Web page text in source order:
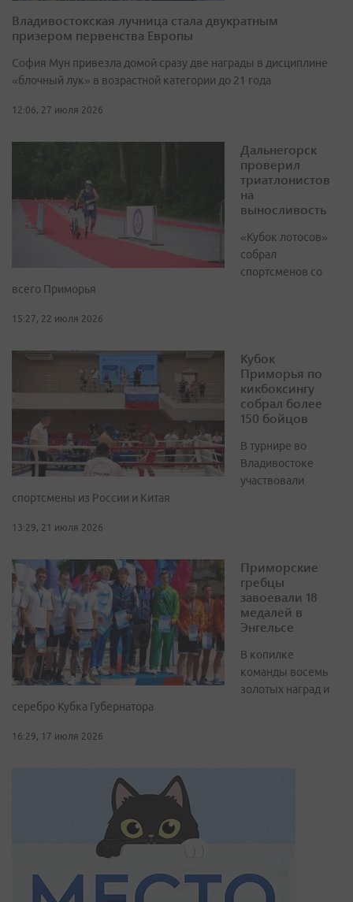
Владивостокская лучница стала двукратным
призером первенства Европы
София Мун привезла домой сразу две награды в дисциплине
«блочный лук» в возрастной категории до 21 года
12:06, 27 июля 2026
Дальнегорск
проверил
триатлонистов
на
выносливость
«Кубок лотосов»
собрал
спортсменов со
всего Приморья
15:27, 22 июля 2026
Кубок
Приморья по
кикбоксингу
собрал более
150 бойцов
В турнире во
Владивостоке
участвовали
спортсмены из России и Китая
13:29, 21 июля 2026
Приморские
гребцы
завоевали 18
медалей в
Энгельсе
В копилке
команды восемь
золотых наград и
серебро Кубка Губернатора
16:29, 17 июля 2026